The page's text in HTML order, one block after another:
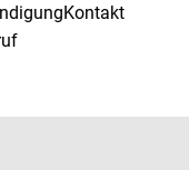
Kontakt